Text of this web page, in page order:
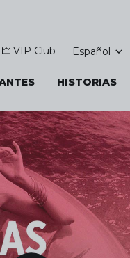
VIP Club Español
HISTORIAS